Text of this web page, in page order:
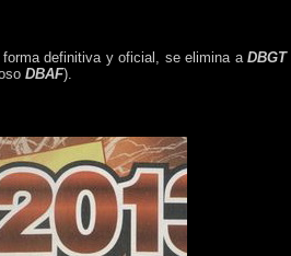
definitiva y oficial, se elimina aDBGT
DBAF).